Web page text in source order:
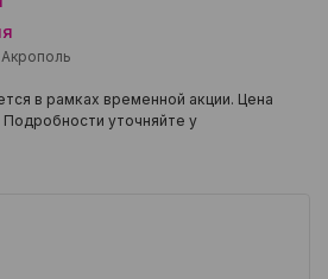
в рамках временной акции. Цена
Подробности уточняйте у